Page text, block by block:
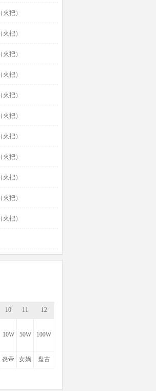
（火把）
（火把）
（火把）
（火把）
（火把）
（火把）
（火把）
（火把）
（火把）
（火把）
（火把）
10 11 12
10W 50W 100W
炎帝 女娲 盘古